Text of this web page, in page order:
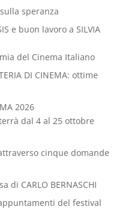
speranza
e buon lavoro a SILVIA
del Cinema Italiano
DI CINEMA: ottime
2026
dal 4 al 25 ottobre
cinque domande
di CARLO BERNASCHI
appuntamenti del festival